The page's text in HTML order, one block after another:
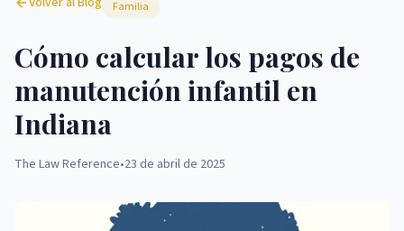
Familia
Cómo calcular los pagos de
manutención infantil en
Indiana
The Law Reference•23 de abril de 2025